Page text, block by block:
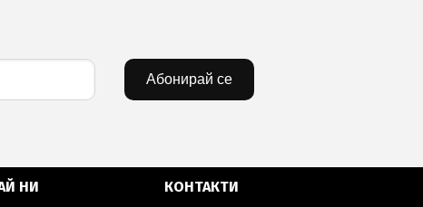
Абонирай се
НИ
КОНТАКТИ